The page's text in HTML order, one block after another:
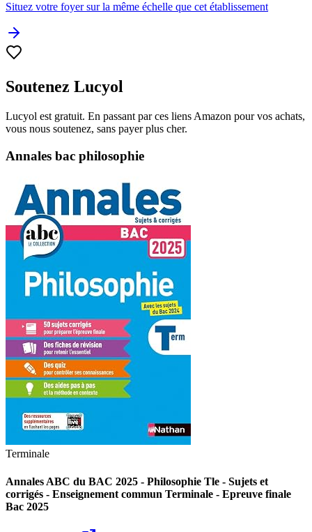
Situez votre foyer sur la même échelle que cet établissement
Soutenez Lucyol
Lucyol est gratuit. En passant par ces liens Amazon pour vos achats,
vous nous soutenez, sans payer plus cher.
Annales bac philosophie
Terminale
Annales ABC du BAC 2025 - Philosophie Tle - Sujets et
corrigés - Enseignement commun Terminale - Epreuve finale
Bac 2025